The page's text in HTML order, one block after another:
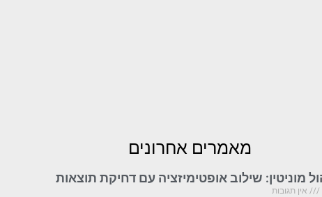
מאמרים אחרונים
אין תגובות